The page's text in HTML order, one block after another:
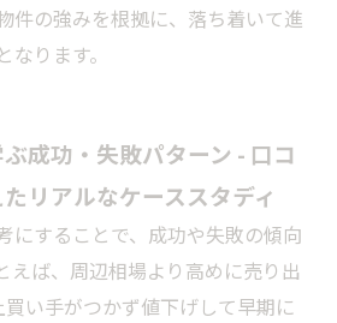
件の強みを根拠に、落ち着いて進
ります。
成功・失敗パターン - 口コ
リアルなケーススタディ
にすることで、成功や失敗の傾向
えば、周辺相場より高めに売り出
い手がつかず値下げして早期に